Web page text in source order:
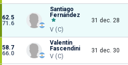
62.5
71.6
Santiago
Fernández
V (C)
31 dec. 28
58.7
66.0
Valentín
Fascendini
V (C)
31 dec. 30